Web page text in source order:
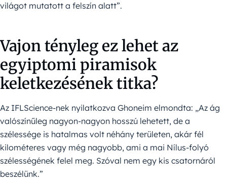
világot mutatott a felszín alatt”.
Vajon tényleg ez lehet az
egyiptomi piramisok
keletkezésének titka?
Az IFLScience-nek nyilatkozva Ghoneim elmondta: „Az ág
valószínűleg nagyon-nagyon hosszú lehetett, de a
szélessége is hatalmas volt néhány területen, akár fél
kilométeres vagy még nagyobb, ami a mai Nílus-folyó
szélességének felel meg. Szóval nem egy kis csatornáról
beszélünk.”